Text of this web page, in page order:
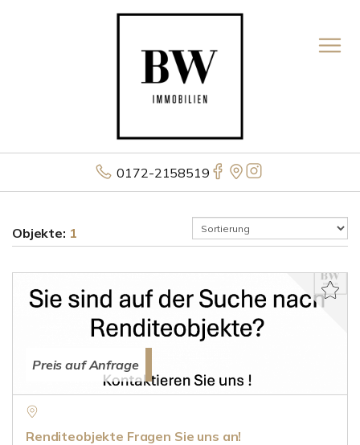
0172-2158519
Objekte: 1
Preis auf Anfrage
Renditeobjekte Fragen Sie uns an!